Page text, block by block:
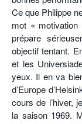
Ce que Philippe
mot «
prépare
objectif tentant.
et les
yeux. Il en va
d’Europe
cours de l’hiver,
la saison 1969.